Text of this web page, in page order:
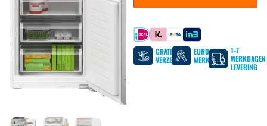
Betaal met
GRATIS
VERZENDING
EUROPESE
MERKEN
1-7
WERKDAGEN
LEVERING